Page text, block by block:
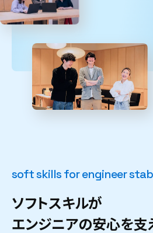
softskillsforengineerstab
ソフトスキルが
エンジニアの安心を支